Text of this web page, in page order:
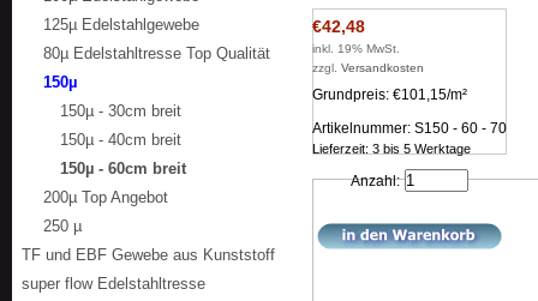
€42,48
inkl. 19% MwSt.
zzgl. Versandkosten
Grundpreis: €101,15/m²
Artikelnummer: S150 - 60 - 70
Lieferzeit: 3 bis 5 Werktage
Anzahl:
125µ Edelstahlgewebe
80µ Edelstahltresse Top Qualität
150µ
150µ - 30cm breit
150µ - 40cm breit
150µ - 60cm breit
200µ Top Angebot
250 µ
TF und EBF Gewebe aus Kunststoff
super flow Edelstahltresse